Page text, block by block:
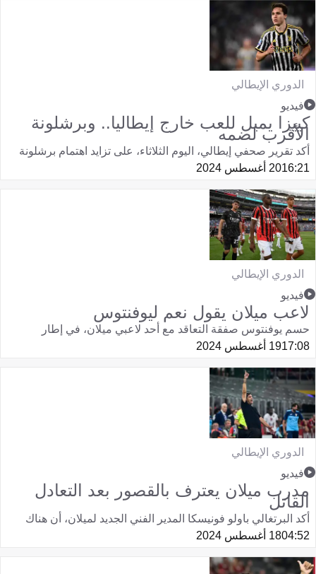
الدوري الإيطالي
فيديو
كييزا يميل للعب خارج إيطاليا.. وبرشلونة
الأقرب لضمه
أكد تقرير صحفي إيطالي، اليوم الثلاثاء، على تزايد اهتمام برشلونة
16:2120 أغسطس 2024
الدوري الإيطالي
فيديو
لاعب ميلان يقول نعم ليوفنتوس
حسم يوفنتوس صفقة التعاقد مع أحد لاعبي ميلان، في إطار
17:0819 أغسطس 2024
الدوري الإيطالي
فيديو
مدرب ميلان يعترف بالقصور بعد التعادل
القاتل
أكد البرتغالي باولو فونيسكا المدير الفني الجديد لميلان، أن هناك
04:5218 أغسطس 2024